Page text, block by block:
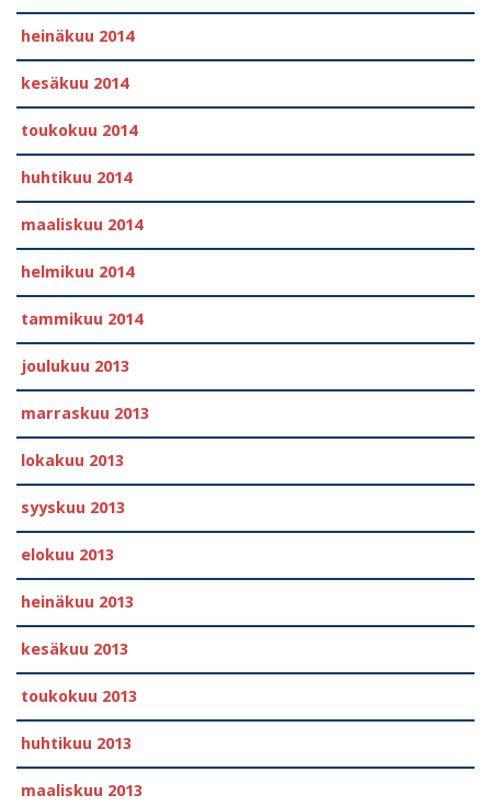
heinäkuu 2014
kesäkuu 2014
toukokuu 2014
huhtikuu 2014
maaliskuu 2014
helmikuu 2014
tammikuu 2014
joulukuu 2013
marraskuu 2013
lokakuu 2013
syyskuu 2013
elokuu 2013
heinäkuu 2013
kesäkuu 2013
toukokuu 2013
huhtikuu 2013
maaliskuu 2013